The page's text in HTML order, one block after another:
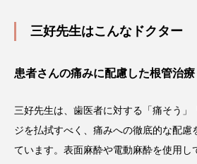
三好先生はこんなドクター
患者さんの痛みに配慮した根管治療
三好先生は、歯医者に対する「痛そう」
ジを払拭すべく、痛みへの徹底的な配慮
ています。表面麻酔や電動麻酔を使用し